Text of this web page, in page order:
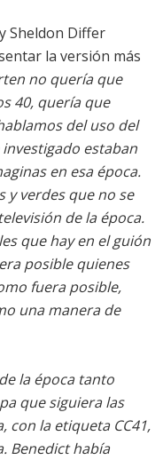
Sheldon Differ
la versión más
no quería que
40, quería que
del uso del
investigado estaban
en esa época.
y verdes que no se
de la época.
que hay en el guión
posible quienes
fuera posible,
una manera de
la época tanto
que siguiera las
con la etiqueta CC41,
Benedict había